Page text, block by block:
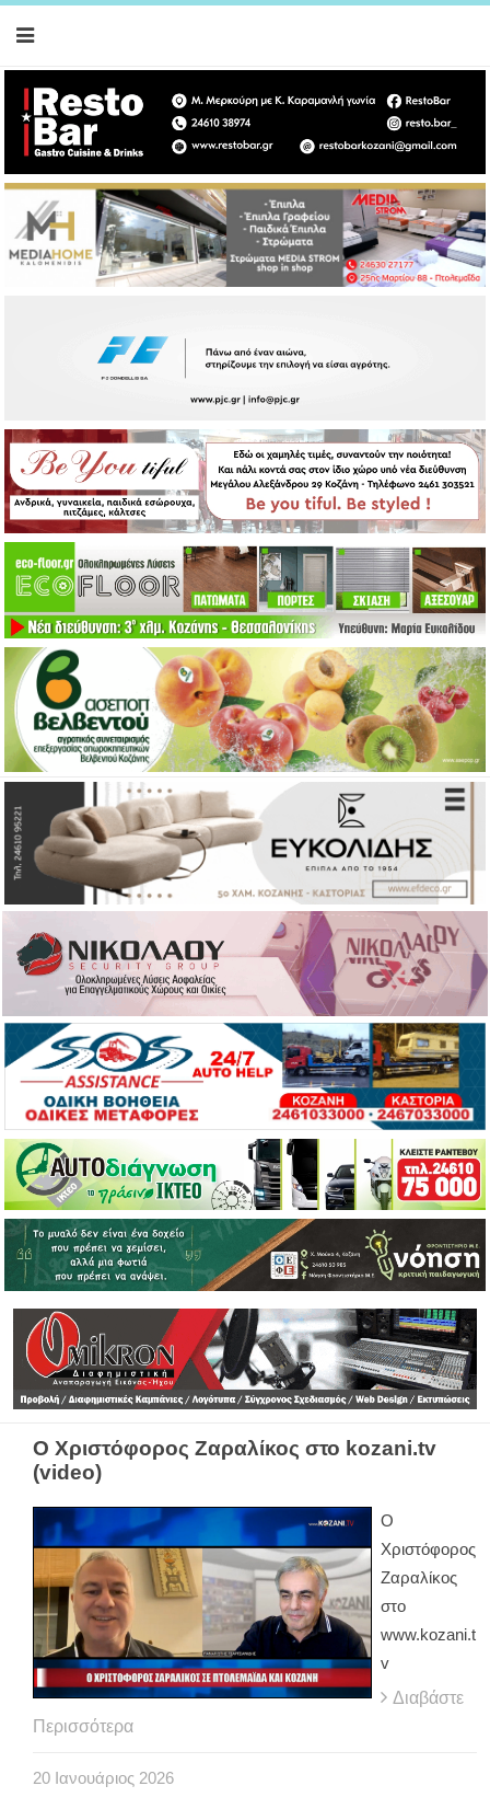
Ο Χριστόφορος Ζαραλίκος στο kozani.tv
(video)
Ο
Χριστόφορος
Ζαραλίκος
στο
www.kozani.t
v
Διαβάστε
Περισσότερα
20 Ιανουάριος 2026